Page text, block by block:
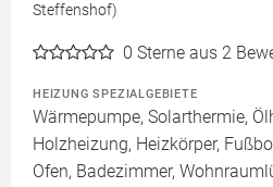
Steffenshof)
0 Sterne aus 2
HEIZUNG SPEZIALGEBIETE
Wärmepumpe, Solarthermie,
Holzheizung, Heizkörper,
Ofen, Badezimmer,